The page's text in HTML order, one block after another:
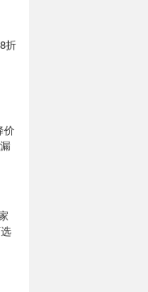
折
价